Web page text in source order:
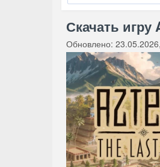
Скачать
Обновлено: